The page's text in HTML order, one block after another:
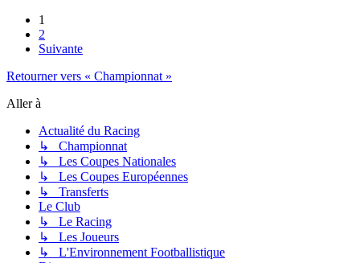
1
2
Suivante
Retourner vers « Championnat »
Aller à
Actualité du Racing
↳ Championnat
↳ Les Coupes Nationales
↳ Les Coupes Européennes
↳ Transferts
Le Club
↳ Le Racing
↳ Les Joueurs
↳ L'Environnement Footballistique